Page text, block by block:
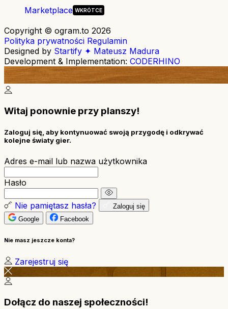
Marketplace
Copyright © ogram.to 2026
Polityka prywatności Regulamin
Designed by Startify ✦ Mateusz Madura
Development & Implementation: CODERHINO
Witaj ponownie przy planszy!
Zaloguj się, aby kontynuować swoją przygodę i odkrywać
kolejne światy gier.
Adres e-mail lub nazwa użytkownika
Hasło
Nie pamiętasz hasła?
Zaloguj się
Google
Facebook
Nie masz jeszcze konta?
Zarejestruj się
Dołącz do naszej społeczności!